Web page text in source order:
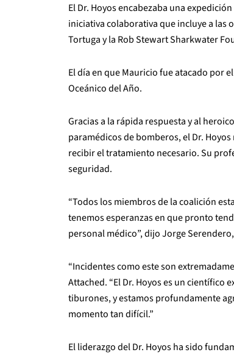
El Dr. Hoyos encabezaba una
iniciativa colaborativa que incluye a las
Tortuga y la Rob Stewart Sharkwater
El día en que Mauricio fue atacado por
Oceánico del Año.
Gracias a la rápida respuesta y al
paramédicos de bomberos, el Dr.
recibir el tratamiento necesario. Su
seguridad.
“Todos los miembros de la coalición
tenemos esperanzas en que pronto
personal médico”, dijo Jorge
“Incidentes como este son
Attached. “El Dr. Hoyos es un científico
tiburones, y estamos profundamente
momento tan difícil.”
El liderazgo del Dr. Hoyos ha sido